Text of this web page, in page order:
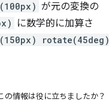
が元の変換の
に数学的に加算さ
rotate(45deg)
の情報は役に立ちましたか？